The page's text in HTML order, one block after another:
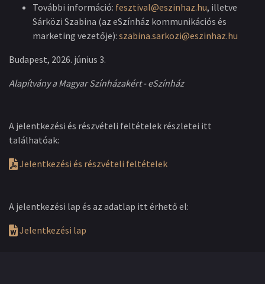
További információ: fesztival@eszinhaz.hu, illetve
Sárközi Szabina (az eSzínház kommunikációs és
marketing vezetője): szabina.sarkozi@eszinhaz.hu
Budapest, 2026. június 3.
Alapítvány a Magyar Színházakért - eSzínház
A jelentkezési és részvételi feltételek részletei itt
találhatóak:
Jelentkezési és részvételi feltételek
A jelentkezési lap és az adatlap itt érhető el:
Jelentkezési lap